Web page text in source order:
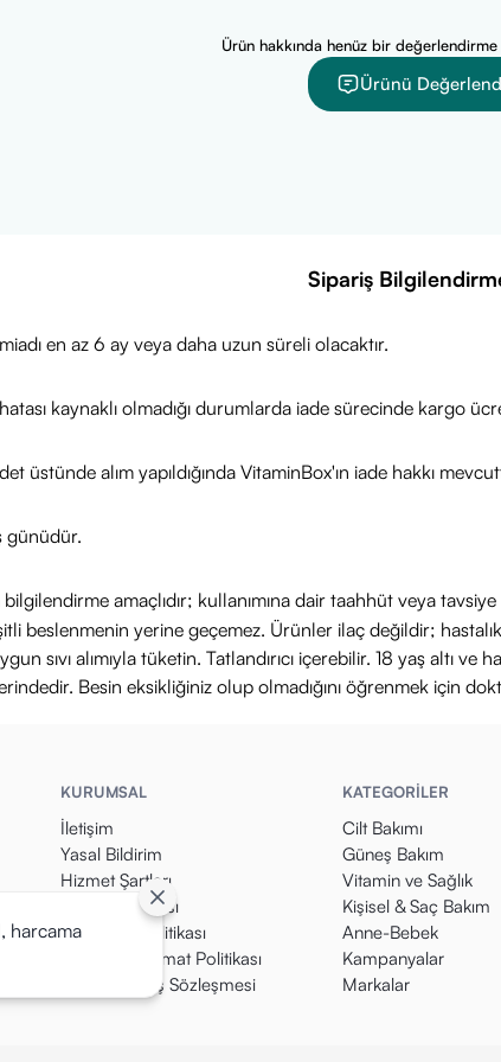
Ürün hakkında henüz bir değerlendirme
Ürünü
Sipariş
en az 6 ay veya daha uzun süreli olacaktır.
kaynaklı olmadığı durumlarda iade sürecinde kargo
üstünde alım yapıldığında VitaminBox'ın iade hakkı
günüdür.
amaçlıdır; kullanımına dair taahhüt veya
beslenmenin yerine geçemez. Ürünler ilaç değildir;
sıvı alımıyla tüketin. Tatlandırıcı içerebilir. 18 yaş altı
Besin eksikliğiniz olup olmadığını öğrenmek için
KURUMSAL
İletişim
Yasal Bildirim
Hizmet Şartları
Gizlilik Politikası
Para İade Politikası
Kargo & Teslimat Politikası
Mesafeli Satış Sözleşmesi
KATEGORİLER
Cilt Bakımı
Güneş Bakım
Vitamin ve Sağlık
Kişisel & Saç Bakım
Anne-Bebek
Kampanyalar
Markalar
harcama